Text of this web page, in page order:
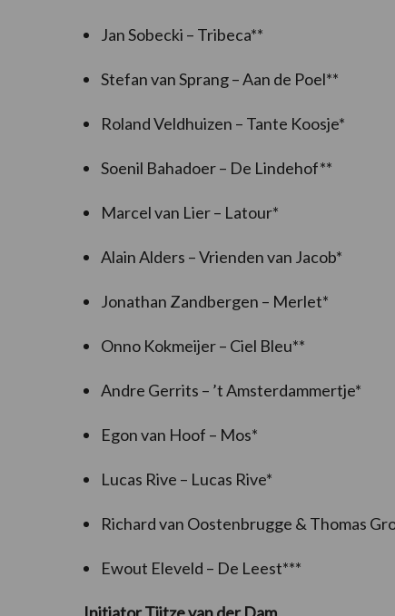
Jan Sobecki – Tribeca**
Stefan van Sprang – Aan de Poel**
Roland Veldhuizen – Tante Koosje*
Soenil Bahadoer – De Lindehof**
Marcel van Lier – Latour*
Alain Alders – Vrienden van Jacob*
Jonathan Zandbergen – Merlet*
Onno Kokmeijer – Ciel Bleu**
Andre Gerrits – ’t Amsterdammertje*
Egon van Hoof – Mos*
Lucas Rive – Lucas Rive*
Richard van Oostenbrugge & Thomas
Ewout Eleveld – De Leest***